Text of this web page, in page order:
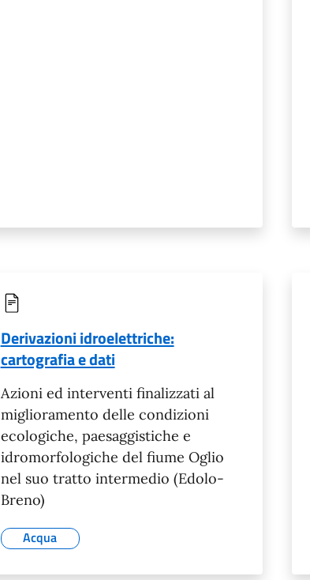
Derivazioni idroelettriche:
cartografia e dati
Azioni ed interventi finalizzati al
miglioramento delle condizioni
ecologiche, paesaggistiche e
idromorfologiche del fiume Oglio
nel suo tratto intermedio (Edolo-
Breno)
Acqua